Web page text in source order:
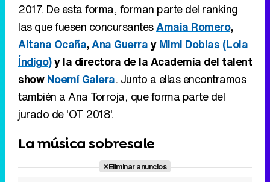
2017. De esta forma, forman parte del ranking
las que fuesen concursantesAmaia Romero,
Aitana Ocaña,Ana GuerrayMimi Doblas (Lola
Índigo)y la directora de la Academia del talent
showNoemí Galera. Junto a ellas encontramos
también a Ana Torroja, que forma parte del
jurado de 'OT 2018'.
La música sobresale
Eliminar anuncios